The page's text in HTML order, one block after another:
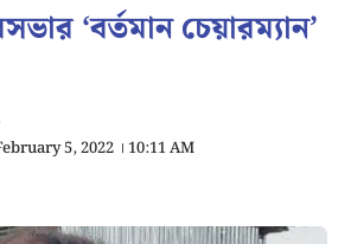
‘বর্তমান চেয়ারম্যান’
5, 2022 । 10:11 AM